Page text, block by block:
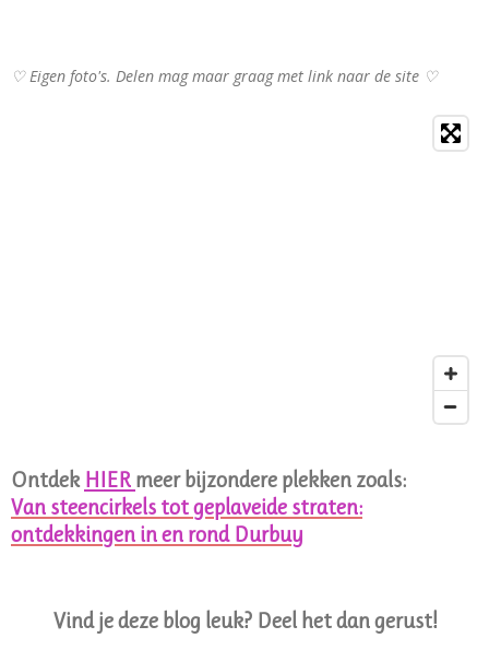
♡ Eigen foto's. Delen mag maar graag met link naar de site ♡
Ontdek HIER meer bijzondere plekken zoals:
Van steencirkels tot geplaveide straten:
ontdekkingen in en rond Durbuy
Vind je deze blog leuk? Deel het dan gerust!